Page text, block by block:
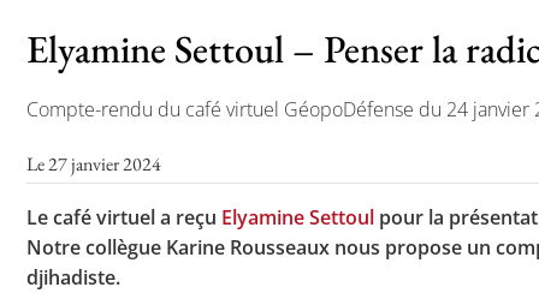
Communiqués et motions
L’APHG dans la presse
Elyamine Settoul – Penser la
Compte-rendu du café virtuel GéopoDéfense du 24 janvier
Le 27 janvier 2024
Le café virtuel a reçu Elyamine Settoul pour la
Notre collègue Karine Rousseaux nous propose un
djihadiste.